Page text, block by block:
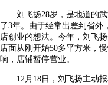
刘飞扬28岁，是地道的武
了3年。由于经常出差到省外
店创业的想法。今年，刘飞
店面从刚开始50多平方米，
响，店铺暂停营业。
12月18日，刘飞扬主动报